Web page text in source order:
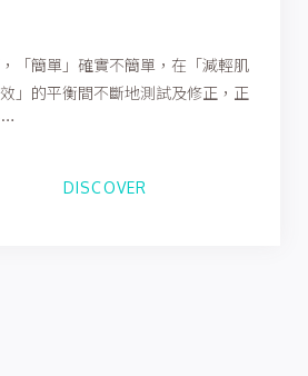
「簡單」確實不簡單，在「減輕肌
」的平衡間不斷地測試及修正，正
…
DISCOVER